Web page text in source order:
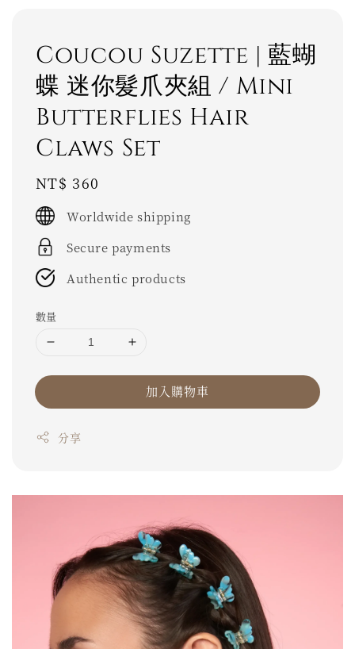
Coucou Suzette | 藍蝴
蝶 迷你髮爪夾組 / Mini
Butterflies Hair
Claws Set
Regular
price
NT$ 360
Worldwide shipping
Secure payments
Authentic products
數量
加入購物車
分享